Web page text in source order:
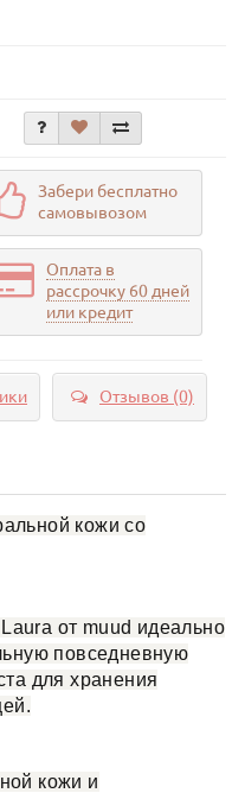
Забери бесплатно
самовывозом
Оплата в
рассрочку 60 дней
или кредит
Отзывов (0)
кожи со
от muud идеально
повседневную
для хранения
кожи и